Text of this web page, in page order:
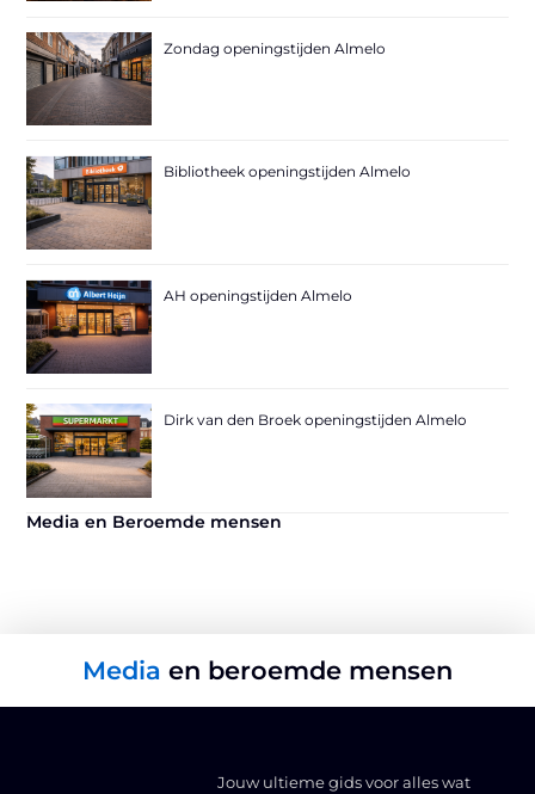
Zondag openingstijden Almelo
Bibliotheek openingstijden Almelo
AH openingstijden Almelo
Dirk van den Broek openingstijden Almelo
Media en Beroemde mensen
Media en beroemde mensen
Jouw ultieme gids voor alles wat